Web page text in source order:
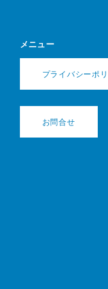
メニュー
プライバシーポ
お問合せ